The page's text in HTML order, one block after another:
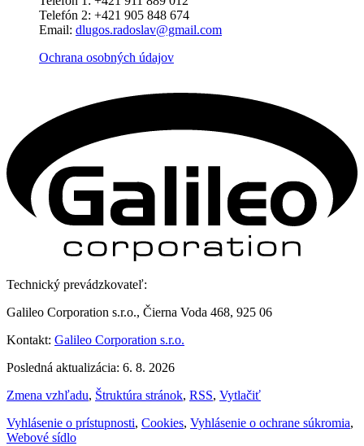
Telefón 2: +421 905 848 674
Email: dlugos.radoslav@gmail.com
Ochrana osobných údajov
Technický prevádzkovateľ:
Galileo Corporation s.r.o., Čierna Voda 468, 925 06
Kontakt: Galileo Corporation s.r.o.
Posledná aktualizácia: 6. 8. 2026
Zmena vzhľadu, Štruktúra stránok, RSS, Vytlačiť
Vyhlásenie o prístupnosti, Cookies, Vyhlásenie o ochrane súkromia,
Webové sídlo